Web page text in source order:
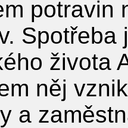
potravin
života
něj
a